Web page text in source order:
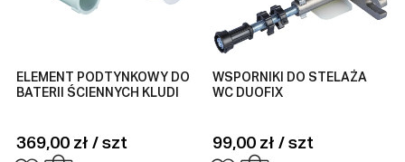
ELEMENT PODTYNKOWY DO
BATERII ŚCIENNYCH KLUDI
369,00 zł / szt
WSPORNIKI DO STELAŻA
WC DUOFIX
99,00 zł / szt